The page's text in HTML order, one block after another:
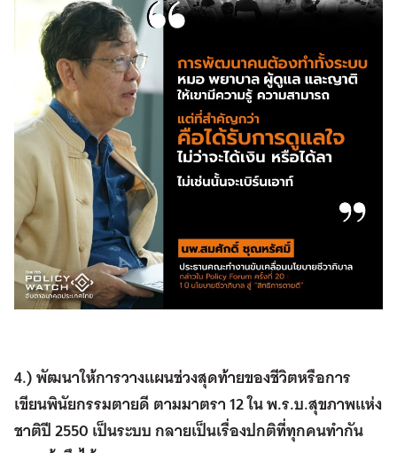
4.) พัฒนาให้การวางแผนช่วงสุดท้ายของชีวิตหรือการ
เขียนพินัยกรรมตายดี ตามมาตรา12ใน พ.ร.บ.สุขภาพแห่ง
ชาติปี2550เป็นระบบ กลายเป็นเรื่องปกติที่ทุกคนทำกัน